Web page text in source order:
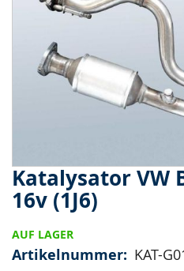
Katalysator VW
16v (1J6)
AUF LAGER
Artikelnummer KAT-
springen
Zum
Anfang
der
springen